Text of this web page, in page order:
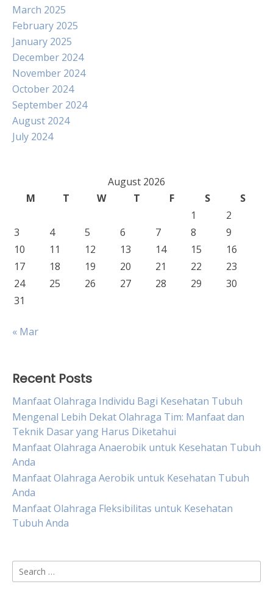
March 2025
February 2025
January 2025
December 2024
November 2024
October 2024
September 2024
August 2024
July 2024
August 2026
M
T W T F S
S
1
2
3
4 5 6 7 8
9
10
11 12 13 14 15
16
17
18 19 20 21 22
23
24
25 26 27 28 29
30
31
« Mar
Recent Posts
Manfaat Olahraga Individu Bagi Kesehatan Tubuh
Mengenal Lebih Dekat Olahraga Tim: Manfaat dan
Teknik Dasar yang Harus Diketahui
Manfaat Olahraga Anaerobik untuk Kesehatan Tubuh
Anda
Manfaat Olahraga Aerobik untuk Kesehatan Tubuh
Anda
Manfaat Olahraga Fleksibilitas untuk Kesehatan
Tubuh Anda
Search
for: